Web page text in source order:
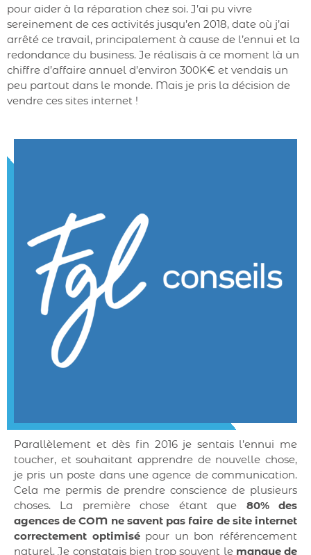
pour aider à la réparation chez soi. J’ai pu vivre
sereinement de ces activités jusqu’en 2018, date où j’ai
arrêté ce travail, principalement à cause de l’ennui et la
redondance du business. Je réalisais à ce moment là un
chiffre d’affaire annuel d’environ 300K€ et vendais un
peu partout dans le monde. Mais je pris la décision de
vendre ces sites internet !
Parallèlement et dès fin 2016 je sentais l’ennui me
toucher, et souhaitant apprendre de nouvelle chose,
je pris un poste dans une agence de communication.
Cela me permis de prendre conscience de plusieurs
choses. La première chose étant que 80% des
agences de COM ne savent pas faire de site internet
correctement optimisépour un bon référencement
naturel. Je constatais bien trop souvent le manque de